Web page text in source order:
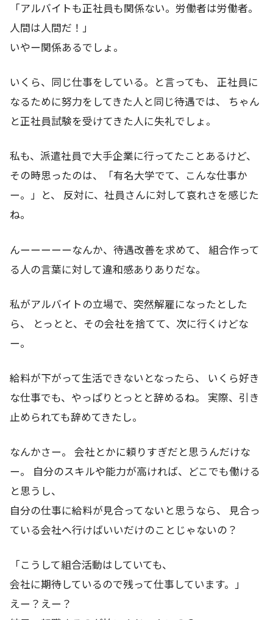
「アルバイトも正社員も関係ない。労働者は労働者。
人間は人間だ！」
いやー関係あるでしょ。
いくら、同じ仕事をしている。と言っても、 正社員に
なるために努力をしてきた人と同じ待遇では、 ちゃん
と正社員試験を受けてきた人に失礼でしょ。
私も、派遣社員で大手企業に行ってたことあるけど、
その時思ったのは、「有名大学でて、こんな仕事か
ー。」と、 反対に、社員さんに対して哀れさを感じた
ね。
んーーーーーなんか、待遇改善を求めて、 組合作って
る人の言葉に対して違和感ありありだな。
私がアルバイトの立場で、突然解雇になったとした
ら、 とっとと、その会社を捨てて、次に行くけどな
ー。
給料が下がって生活できないとなったら、 いくら好き
な仕事でも、やっぱりとっとと辞めるね。 実際、引き
止められても辞めてきたし。
なんかさー。 会社とかに頼りすぎだと思うんだけな
ー。 自分のスキルや能力が高ければ、どこでも働ける
と思うし、
自分の仕事に給料が見合ってないと思うなら、 見合っ
ている会社へ行けばいいだけのことじゃないの？
「こうして組合活動はしていても、
会社に期待しているので残って仕事しています。」
えー？えー？